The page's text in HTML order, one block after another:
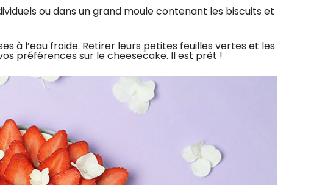
ou dans un grand moule contenant les biscuits et
à l’eau froide. Retirer leurs petites feuilles vertes et les
préférences sur le cheesecake. Il est prêt !